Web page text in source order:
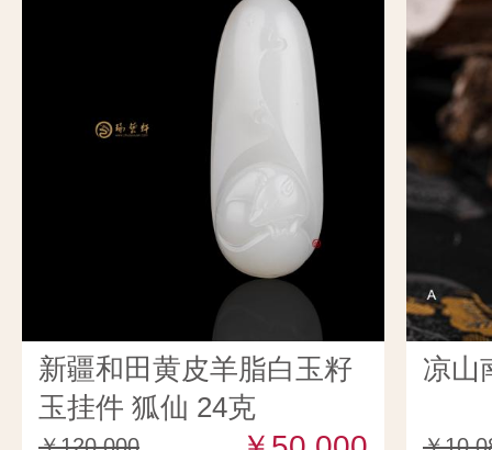
新疆和田黄皮羊脂白玉籽
玉挂件 狐仙 24克
凉山